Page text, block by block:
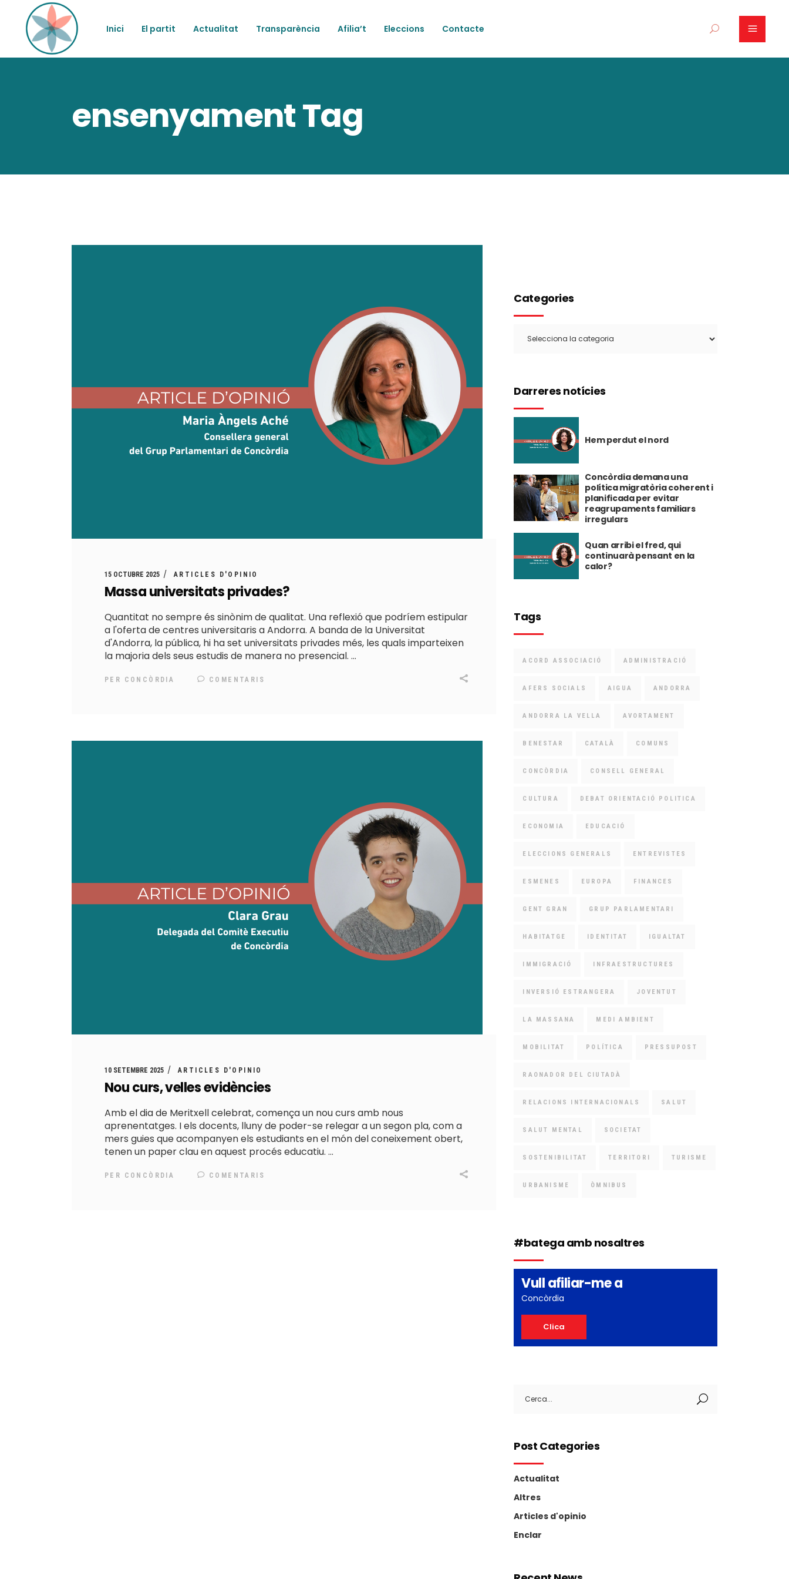
Inici El partit Actualitat Transparència Afilia’t Eleccions Contacte
ensenyament Tag
15 OCTUBRE 2025 ARTICLES D'OPINIO
Massa universitats privades?
Quantitat no sempre és sinònim de qualitat. Una reflexió que podríem estipular
a l'oferta de centres universitaris a Andorra. A banda de la Universitat
d'Andorra, la pública, hi ha set universitats privades més, les quals imparteixen
la majoria dels seus estudis de manera no presencial.
PER CONCÒRDIA COMENTARIS
10 SETEMBRE 2025 ARTICLES D'OPINIO
Nou curs, velles evidències
Amb el dia de Meritxell celebrat, comença un nou curs amb nous
aprenentatges. I els docents, lluny de poder-se relegar a un segon pla, com a
mers guies que acompanyen els estudiants en el món del coneixement obert,
tenen un paper clau en aquest procés educatiu.
PER CONCÒRDIA COMENTARIS
Categories
Darreres notícies
Hem perdut el nord
Concòrdia demana una
política migratòria coherent i
planificada per evitar
reagrupaments familiars
irregulars
Quan arribi el fred, qui
continuarà pensant en la
calor?
Tags
ACORD ASSOCIACIÓ ADMINISTRACIÓ
AFERS SOCIALS AIGUA ANDORRA
ANDORRA LA VELLA AVORTAMENT
BENESTAR CATALÀ COMUNS
CONCÒRDIA CONSELL GENERAL
CULTURA DEBAT ORIENTACIÓ POLITICA
ECONOMIA EDUCACIÓ
ELECCIONS GENERALS ENTREVISTES
ESMENES EUROPA FINANCES
GENT GRAN GRUP PARLAMENTARI
HABITATGE IDENTITAT IGUALTAT
IMMIGRACIÓ INFRAESTRUCTURES
INVERSIÓ ESTRANGERA JOVENTUT
LA MASSANA MEDI AMBIENT
MOBILITAT POLÍTICA PRESSUPOST
RAONADOR DEL CIUTADÀ
RELACIONS INTERNACIONALS SALUT
SALUT MENTAL SOCIETAT
SOSTENIBILITAT TERRITORI TURISME
URBANISME ÒMNIBUS
#batega amb nosaltres
Vull afiliar-me a
Concòrdia
Clica
for:
Post Categories
Actualitat
Altres
Articles d'opinio
Enclar